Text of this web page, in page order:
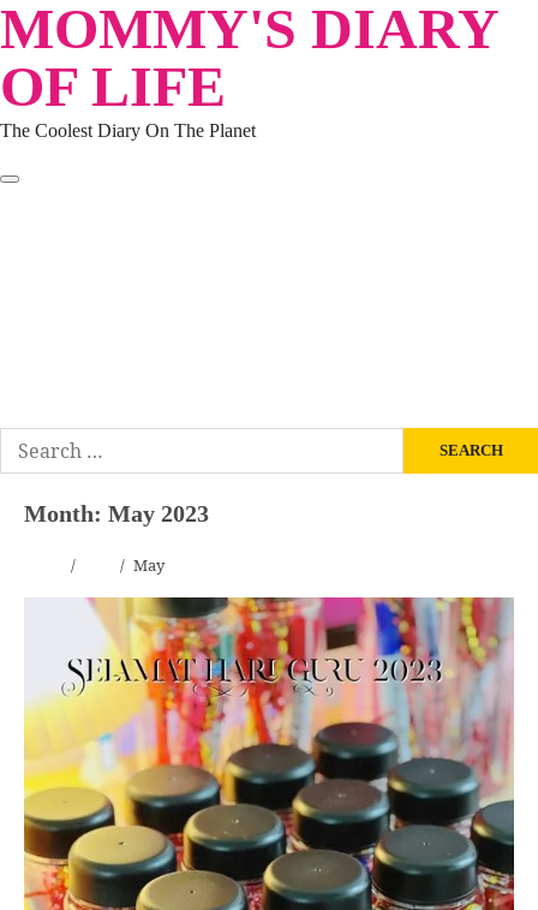
Skip
to
content
MOMMY'S DIARY
OF LIFE
The Coolest Diary On The Planet
Search
for:
Month: May 2023
May